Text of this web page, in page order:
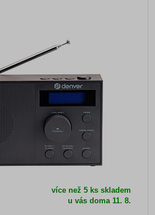
více než 5 ks skladem
u vás doma11. 8.